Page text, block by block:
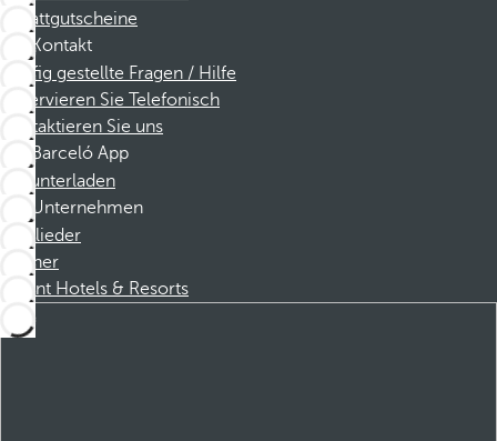
Rabattgutscheine
Kontakt
Häufig gestellte Fragen / Hilfe
Reservieren Sie Telefonisch
Kontaktieren Sie uns
Barceló App
Herunterladen
Unternehmen
Mitglieder
Partner
Dorint Hotels & Resorts